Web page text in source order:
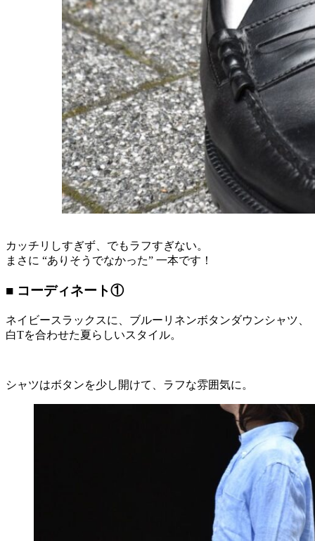
カッチリしすぎず、でもラフすぎない。
まさに “ありそうでなかった” 一本です！
■ コーディネート①
ネイビースラックスに、ブルーリネンボタンダウンシャツ、
白Tを合わせた夏らしいスタイル。
シャツはボタンを少し開けて、ラフな雰囲気に。